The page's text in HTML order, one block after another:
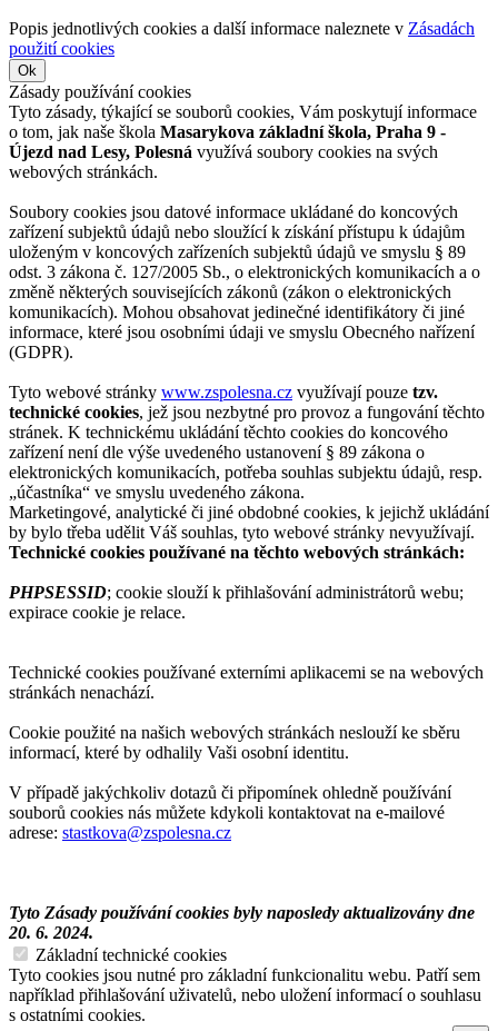
Popis jednotlivých cookies a další informace naleznete v Zásadách
použití cookies
Ok
Zásady používání cookies
Tyto zásady, týkající se souborů cookies, Vám poskytují informace
o tom, jak naše škola Masarykova základní škola, Praha 9 -
Újezd nad Lesy, Polesná využívá soubory cookies na svých
webových stránkách.
Soubory cookies jsou datové informace ukládané do koncových
zařízení subjektů údajů nebo sloužící k získání přístupu k údajům
uloženým v koncových zařízeních subjektů údajů ve smyslu § 89
odst. 3 zákona č. 127/2005 Sb., o elektronických komunikacích a o
změně některých souvisejících zákonů (zákon o elektronických
komunikacích). Mohou obsahovat jedinečné identifikátory či jiné
informace, které jsou osobními údaji ve smyslu Obecného nařízení
(GDPR).
Tyto webové stránky www.zspolesna.cz využívají pouze tzv.
technické cookies, jež jsou nezbytné pro provoz a fungování těchto
stránek. K technickému ukládání těchto cookies do koncového
zařízení není dle výše uvedeného ustanovení § 89 zákona o
elektronických komunikacích, potřeba souhlas subjektu údajů, resp.
„účastníka“ ve smyslu uvedeného zákona.
Marketingové, analytické či jiné obdobné cookies, k jejichž ukládání
by bylo třeba udělit Váš souhlas, tyto webové stránky nevyužívají.
Technické cookies používané na těchto webových stránkách:
PHPSESSID; cookie slouží k přihlašování administrátorů webu;
expirace cookie je relace.
Technické cookies používané externími aplikacemi se na webových
stránkách nenachází.
Cookie použité na našich webových stránkách neslouží ke sběru
informací, které by odhalily Vaši osobní identitu.
V případě jakýchkoliv dotazů či připomínek ohledně používání
souborů cookies nás můžete kdykoli kontaktovat na e-mailové
adrese: stastkova@zspolesna.cz
Tyto Zásady používání cookies byly naposledy aktualizovány dne
20. 6. 2024.
Základní technické cookies
Tyto cookies jsou nutné pro základní funkcionalitu webu. Patří sem
například přihlašování uživatelů, nebo uložení informací o souhlasu
s ostatními cookies.